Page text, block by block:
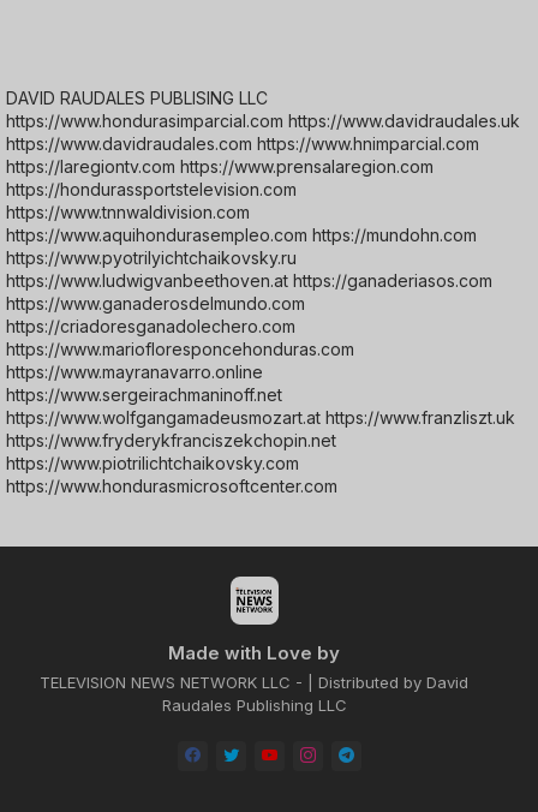
DAVID RAUDALES PUBLISING LLC
https://www.hondurasimparcial.com https://www.davidraudales.uk
https://www.davidraudales.com https://www.hnimparcial.com
https://laregiontv.com https://www.prensalaregion.com
https://hondurassportstelevision.com
https://www.tnnwaldivision.com
https://www.aquihondurasempleo.com https://mundohn.com
https://www.pyotrilyichtchaikovsky.ru
https://www.ludwigvanbeethoven.at https://ganaderiasos.com
https://www.ganaderosdelmundo.com
https://criadoresganadolechero.com
https://www.mariofloresponcehonduras.com
https://www.mayranavarro.online
https://www.sergeirachmaninoff.net
https://www.wolfgangamadeusmozart.at https://www.franzliszt.uk
https://www.fryderykfranciszekchopin.net
https://www.piotrilichtchaikovsky.com
https://www.hondurasmicrosoftcenter.com
Made with Love by
TELEVISION NEWS NETWORK LLC - | Distributed by David
Raudales Publishing LLC